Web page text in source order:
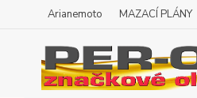
Arianemoto MAZACÍ PLÁNY